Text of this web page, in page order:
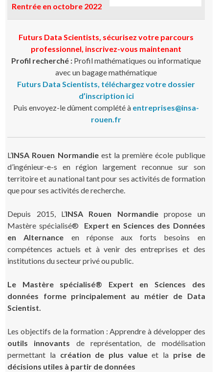
Rentrée en octobre 2022
Futurs Data Scientists, sécurisez votre parcours
professionnel, inscrivez-vous maintenant
Profil recherché : Profil mathématiques ou informatique
avec un bagage mathématique
Futurs Data Scientists, téléchargez votre dossier
d’inscription ici
Puis envoyez-le dûment complété à entreprises@insa-
rouen.fr
L’INSA Rouen Normandieest la première école publique
d’ingénieur-e-s en région largement reconnue sur son
territoire et au national tant pour ses activités de formation
que pour ses activités de recherche.
Depuis 2015, L’INSA Rouen Normandiepropose un
Mastère spécialisé® Expert en Sciences des Données
en Alternance en réponse aux forts besoins en
compétences actuels et à venir des entreprises et des
institutions du secteur privé ou public.
Le Mastère spécialisé® Expert en Sciences des
données forme principalement au métier de Data
Scientist.
Les objectifs de la formation : Apprendre à développer des
outils innovants de représentation, de modélisation
permettant la création de plus valueet la prise de
décisions utiles à partir de données